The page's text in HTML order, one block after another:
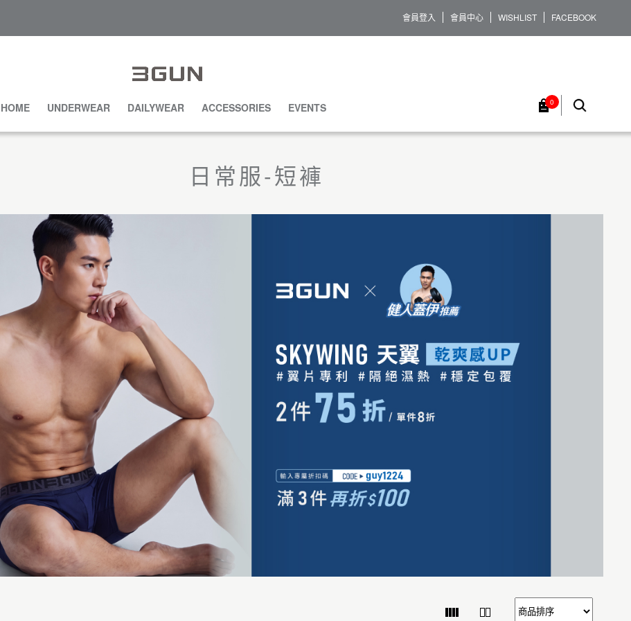
會員登入 會員中心 WISHLIST FACEBOOK
HOME UNDERWEAR DAILYWEAR ACCESSORIES EVENTS 0
日常服-短褲